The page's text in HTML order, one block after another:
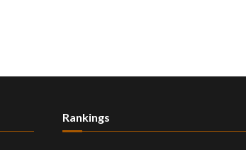
Rankings